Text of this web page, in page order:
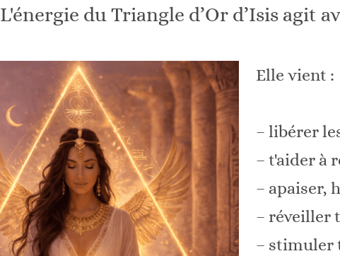
L'énergie du Triangle d’Or d’Isis agit
Elle vient :
– libérer
– t'aider à
– apaiser,
– réveiller
– stimuler